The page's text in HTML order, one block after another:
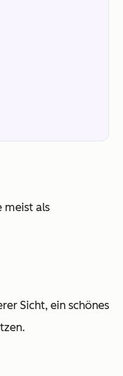
meist als
Sicht, ein schönes